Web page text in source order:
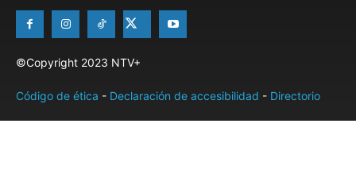
©Copyright 2023 NTV+
Código de ética - Declaración de accesibilidad - Directorio